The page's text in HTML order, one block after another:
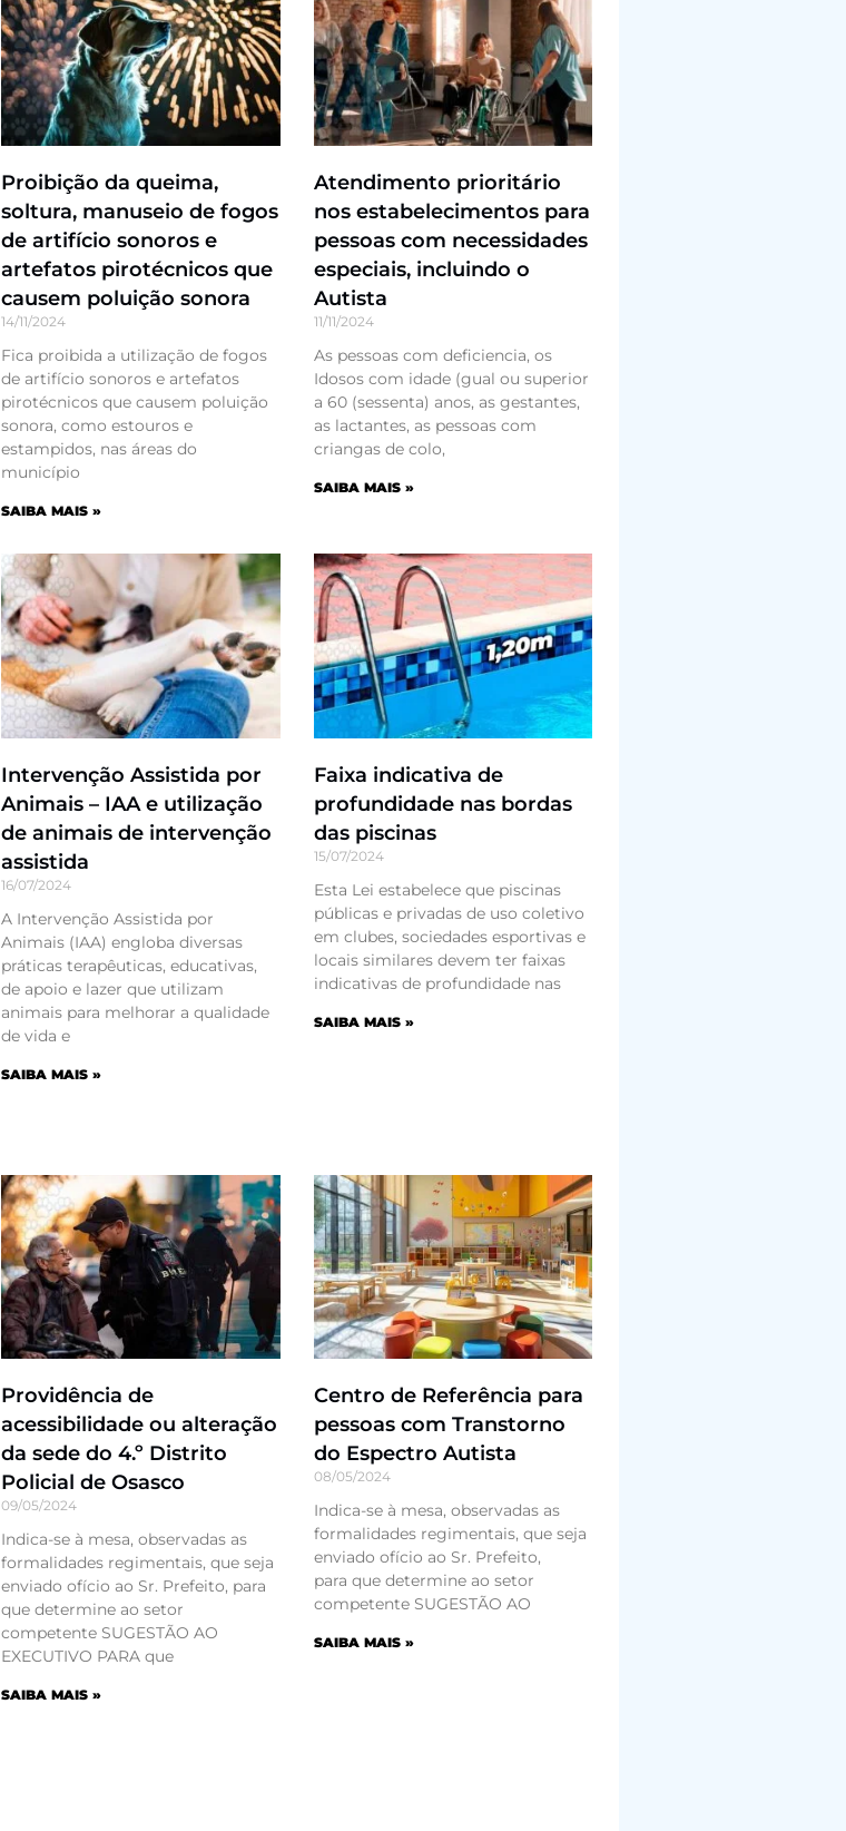
Proibição da queima,
soltura, manuseio de fogos
de artifício sonoros e
artefatos pirotécnicos que
causem poluição sonora
14/11/2024
Fica proibida a utilização de fogos
de artifício sonoros e artefatos
pirotécnicos que causem poluição
sonora, como estouros e
estampidos, nas áreas do
município
SAIBA MAIS »
Atendimento prioritário
nos estabelecimentos para
pessoas com necessidades
especiais, incluindo o
Autista
11/11/2024
As pessoas com deficiencia, os
Idosos com idade (gual ou superior
a 60 (sessenta) anos, as gestantes,
as lactantes, as pessoas com
criangas de colo,
SAIBA MAIS »
Intervenção Assistida por
Animais – IAA e utilização
de animais de intervenção
assistida
16/07/2024
A Intervenção Assistida por
Animais (IAA) engloba diversas
práticas terapêuticas, educativas,
de apoio e lazer que utilizam
animais para melhorar a qualidade
de vida e
SAIBA MAIS »
Faixa indicativa de
profundidade nas bordas
das piscinas
15/07/2024
Esta Lei estabelece que piscinas
públicas e privadas de uso coletivo
em clubes, sociedades esportivas e
locais similares devem ter faixas
indicativas de profundidade nas
SAIBA MAIS »
Providência de
acessibilidade ou alteração
da sede do 4.º Distrito
Policial de Osasco
09/05/2024
Indica-se à mesa, observadas as
formalidades regimentais, que seja
enviado ofício ao Sr. Prefeito, para
que determine ao setor
competente SUGESTÃO AO
EXECUTIVO PARA que
SAIBA MAIS »
Centro de Referência para
pessoas com Transtorno
do Espectro Autista
08/05/2024
Indica-se à mesa, observadas as
formalidades regimentais, que seja
enviado ofício ao Sr. Prefeito,
para que determine ao setor
competente SUGESTÃO AO
SAIBA MAIS »